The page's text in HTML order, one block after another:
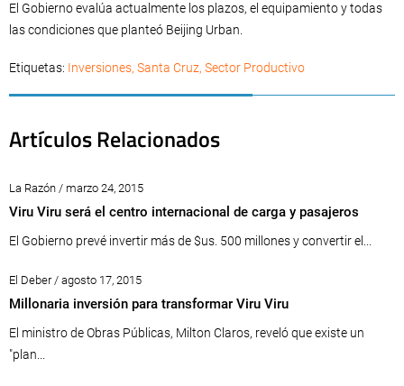
El Gobierno evalúa actualmente los plazos, el equipamiento y todas
las condiciones que planteó Beijing Urban.
Etiquetas: Inversiones, Santa Cruz, Sector Productivo
Artículos Relacionados
La Razón / marzo 24, 2015
Viru Viru será el centro internacional de carga y pasajeros
El Gobierno prevé invertir más de $us. 500 millones y convertir el...
El Deber / agosto 17, 2015
Millonaria inversión para transformar Viru Viru
El ministro de Obras Públicas, Milton Claros, reveló que existe un
"plan...